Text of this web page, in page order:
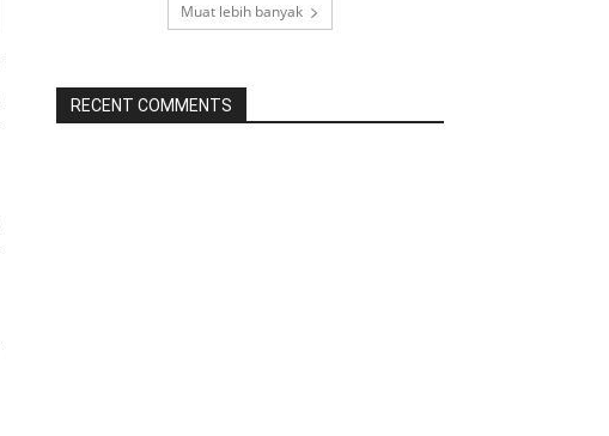
Muat lebih banyak
RECENT COMMENTS